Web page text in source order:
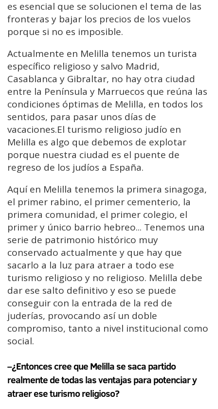
es esencial que se solucionen el tema de las
fronteras y bajar los precios de los vuelos
porque si no es imposible.
Actualmente en Melilla tenemos un turista
específico religioso y salvo Madrid,
Casablanca y Gibraltar, no hay otra ciudad
entre la Península y Marruecos que reúna las
condiciones óptimas de Melilla, en todos los
sentidos, para pasar unos días de
vacaciones.El turismo religioso judío en
Melilla es algo que debemos de explotar
porque nuestra ciudad es el puente de
regreso de los judíos a España.
Aquí en Melilla tenemos la primera sinagoga,
el primer rabino, el primer cementerio, la
primera comunidad, el primer colegio, el
primer y único barrio hebreo... Tenemos una
serie de patrimonio histórico muy
conservado actualmente y que hay que
sacarlo a la luz para atraer a todo ese
turismo religioso y no religioso. Melilla debe
dar ese salto definitivo y eso se puede
conseguir con la entrada de la red de
juderías, provocando así un doble
compromiso, tanto a nivel institucional como
social.
–¿Entonces cree que Melilla se saca partido
realmente de todas las ventajas para potenciar y
atraer ese turismo religioso?